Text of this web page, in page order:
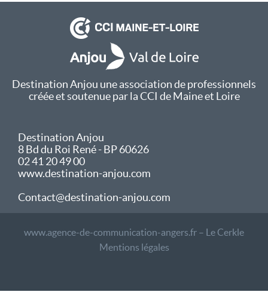
Destination Anjou une association de professionnels
créée et soutenue par la CCI de Maine et Loire
Destination Anjou
8 Bd du Roi René - BP 60626
02 41 20 49 00
www.destination-anjou.com
Contact@destination-anjou.com
www.agence-de-communication-angers.fr – Le Cerkle
Mentions légales